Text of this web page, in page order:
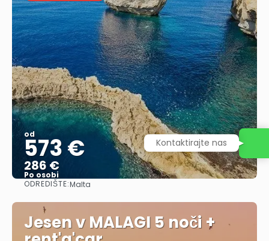
od
573 €
286 €
Po osobi
ODREDIŠTE:Malta
Jesen v MALAGI 5 noči +
Kontaktirajte nas